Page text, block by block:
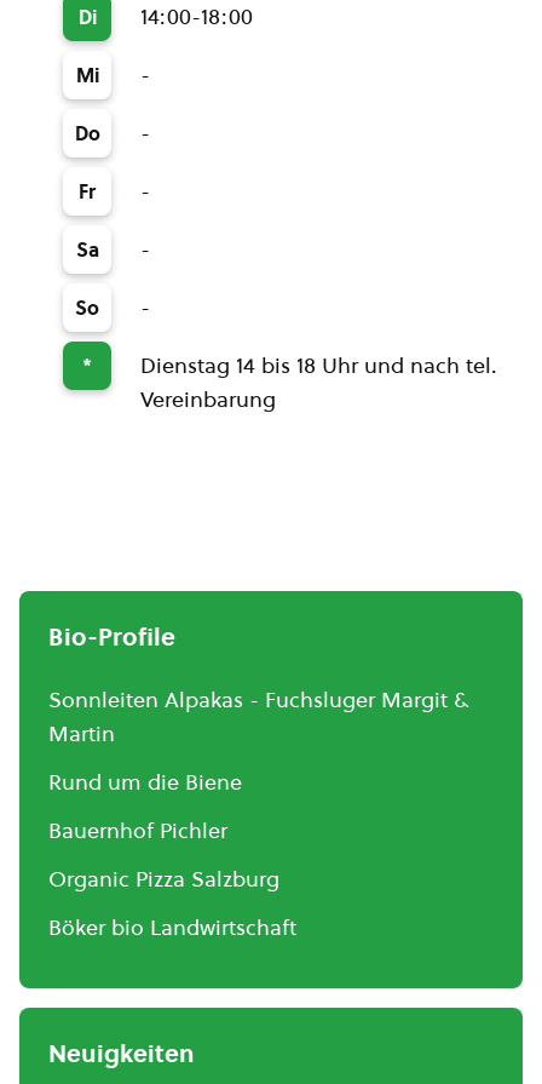
Di 14:00-18:00
Mi -
Do -
Fr -
Sa -
So -
*
Dienstag 14 bis 18 Uhr und nach tel.
Vereinbarung
Bio-Profile
Sonnleiten Alpakas - Fuchsluger Margit &
Martin
Rund um die Biene
Bauernhof Pichler
Organic Pizza Salzburg
Böker bio Landwirtschaft
Neuigkeiten